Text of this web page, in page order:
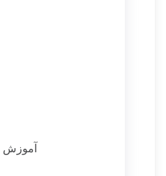
آموزش